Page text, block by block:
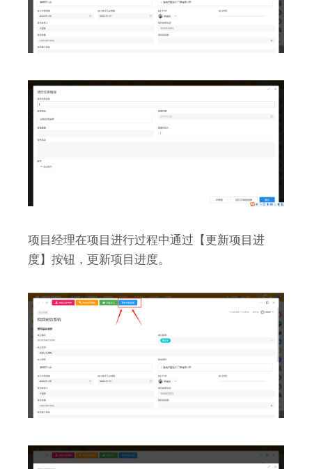
项目经理在项目进行过程中通过【更新项目进
度】按钮，更新项目进度。